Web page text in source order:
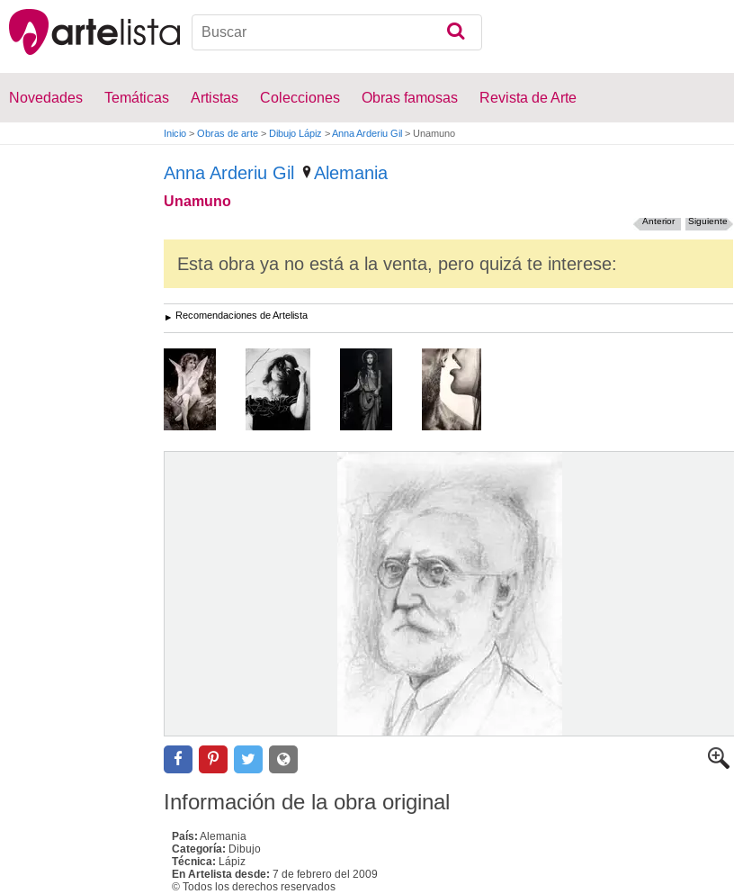
Novedades Temáticas Artistas Colecciones Obras famosas Revista de Arte
Inicio > Obras de arte > Dibujo Lápiz >Anna Arderiu Gil > Unamuno
Anna Arderiu Gil Alemania
Unamuno
Siguiente
Anterior
Esta obra ya no está a la venta, pero quizá te interese:
Recomendaciones de Artelista
Información de la obra original
País: Alemania
Categoría: Dibujo
Técnica: Lápiz
En Artelista desde: 7 de febrero del 2009
© Todos los derechos reservados